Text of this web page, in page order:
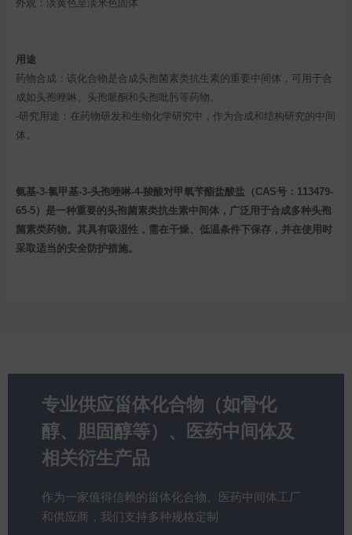
外观：淡黄色至淡米色固体
用途
药物合成：该化合物是合成头孢菌素类抗生素的重要中间体，可用于合
成如头孢唑啉、头孢哌酮和头孢吡肟等药物。
-研究用途：在药物研发和生物化学研究中，作为合成和结构研究的中间
体。
氨基-3-氯甲基-3-头孢唑啉-4-羧酸对甲氧苄酯盐酸盐（CAS号：113479-
65-5）是一种重要的头孢菌素类抗生素中间体，广泛用于合成多种头孢
菌素类药物。其具有吸湿性，需在干燥、低温条件下保存，并在使用时
采取适当的安全防护措施。
专业供应甾体化合物（如骨化
醇、胆固醇等）、医药中间体及
相关衍生产品
作为一家值得信赖的甾体化合物、医药中间体工厂
和供应商，我们支持多种规格定制